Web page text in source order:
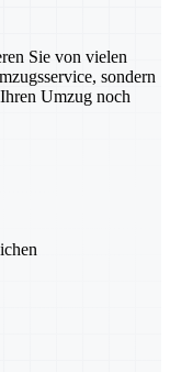
Sie von vielen
sondern
Umzug noch